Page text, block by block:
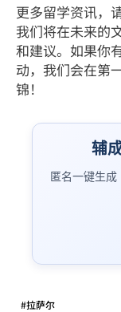
更多留学资讯，
我们将在未来的
和建议。如果你
动，我们会在第
锦！
辅
匿名一键生成
#拉萨尔